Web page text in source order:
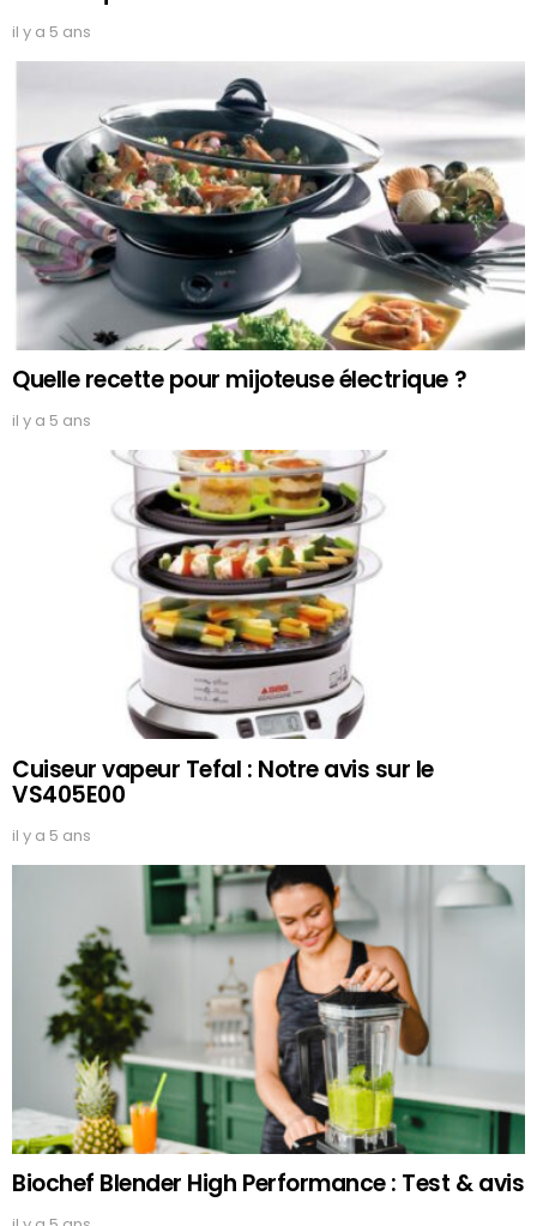
il y a 5 ans
Quelle recette pour mijoteuse électrique ?
il y a 5 ans
Cuiseur vapeur Tefal : Notre avis sur le
VS405E00
il y a 5 ans
Biochef Blender High Performance : Test & avis